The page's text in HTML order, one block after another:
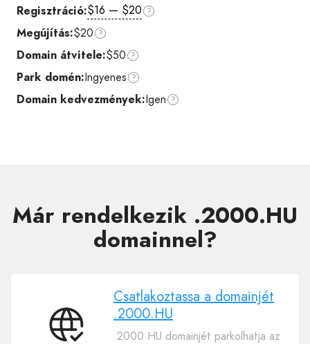
Regisztráció:$16 — $20
Megújítás:$20
Domain átvitele:$50
Park domén:Ingyenes
Domain kedvezmények:Igen
Már rendelkezik .2000.HU
domainnel?
Csatlakoztassa
Csatlakoztassa a domainjét
.2000.HU
.2000.HU domainjét parkolhatja az